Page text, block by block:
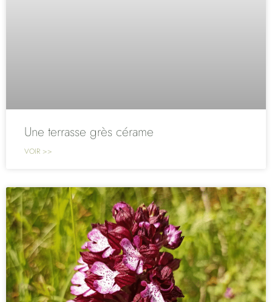
Une terrasse grès cérame
VOIR >>